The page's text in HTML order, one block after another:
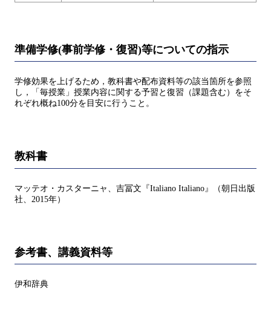
準備学修(事前学修・復習)等についての指示
学修効果を上げるため，教科書や配布資料等の該当箇所を参照
し，「毎授業」授業内容に関する予習と復習（課題含む）をそ
れぞれ概ね100分を目安に行うこと。
教科書
マッテオ・カスターニャ、吉冨文『Italiano Italiano』（朝日出版
社、2015年）
参考書、講義資料等
伊和辞典